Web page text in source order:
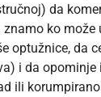
da
ko može
optužnice, da
i da opominje
ili